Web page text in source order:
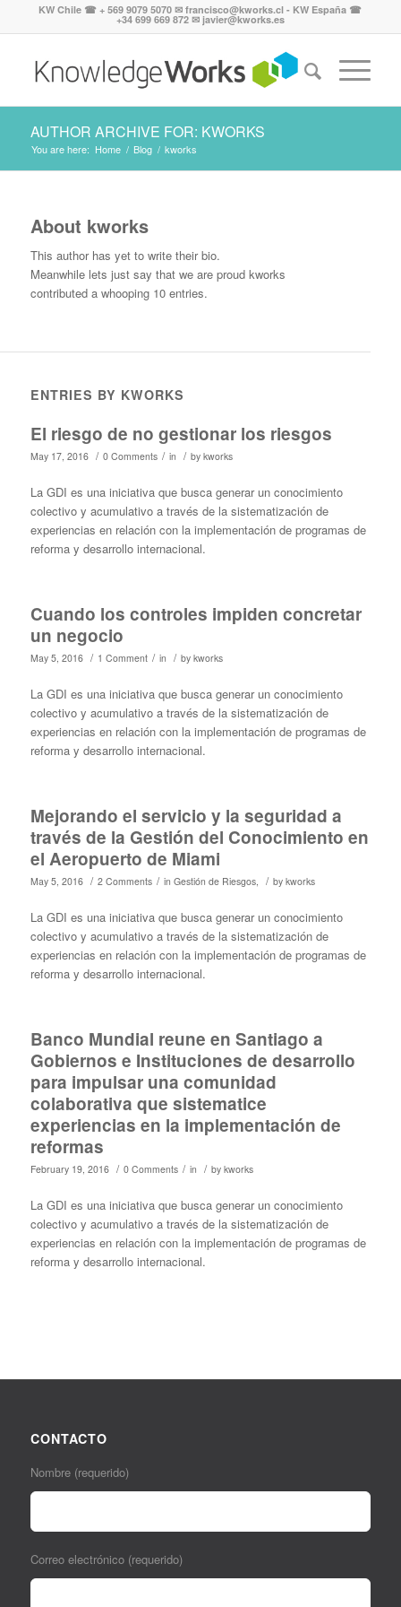
KW Chile ☎ + 569 9079 5070 ✉ francisco@kworks.cl - KW España ☎
+34 699 669 872 ✉ javier@kworks.es
AUTHOR ARCHIVE FOR: KWORKS
You are here: Home / Blog / kworks
About kworks
This author has yet to write their bio.
Meanwhile lets just say that we are proud kworks
contributed a whooping 10 entries.
ENTRIES BY KWORKS
El riesgo de no gestionar los riesgos
May 17, 2016 / 0 Comments / in / by kworks
La GDI es una iniciativa que busca generar un conocimiento
colectivo y acumulativo a través de la sistematización de
experiencias en relación con la implementación de programas de
reforma y desarrollo internacional.
Cuando los controles impiden concretar
un negocio
May 5, 2016 / 1 Comment / in / by kworks
La GDI es una iniciativa que busca generar un conocimiento
colectivo y acumulativo a través de la sistematización de
experiencias en relación con la implementación de programas de
reforma y desarrollo internacional.
Mejorando el servicio y la seguridad a
través de la Gestión del Conocimiento en
el Aeropuerto de Miami
May 5, 2016 / 2 Comments / in Gestión de Riesgos, / by kworks
La GDI es una iniciativa que busca generar un conocimiento
colectivo y acumulativo a través de la sistematización de
experiencias en relación con la implementación de programas de
reforma y desarrollo internacional.
Banco Mundial reune en Santiago a
Gobiernos e Instituciones de desarrollo
para impulsar una comunidad
colaborativa que sistematice
experiencias en la implementación de
reformas
February 19, 2016 / 0 Comments / in / by kworks
La GDI es una iniciativa que busca generar un conocimiento
colectivo y acumulativo a través de la sistematización de
experiencias en relación con la implementación de programas de
reforma y desarrollo internacional.
CONTACTO
Nombre (requerido)
Correo electrónico (requerido)